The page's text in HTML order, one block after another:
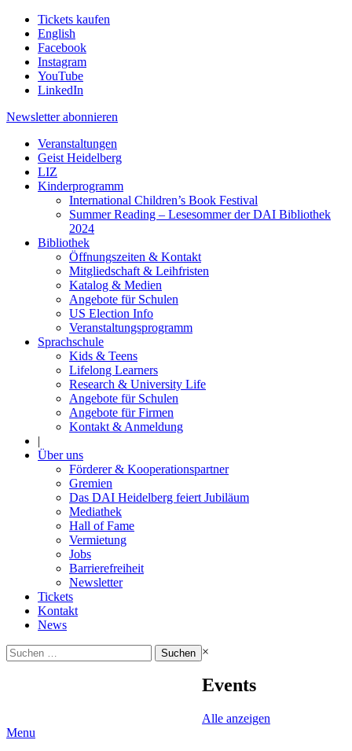
Tickets kaufen
English
Facebook
Instagram
YouTube
LinkedIn
Newsletter abonnieren
Veranstaltungen
Geist Heidelberg
LIZ
Kinderprogramm
International Children’s Book Festival
Summer Reading – Lesesommer der DAI Bibliothek
2024
Bibliothek
Öffnungszeiten & Kontakt
Mitgliedschaft & Leihfristen
Katalog & Medien
Angebote für Schulen
US Election Info
Veranstaltungsprogramm
Sprachschule
Kids & Teens
Lifelong Learners
Research & University Life
Angebote für Schulen
Angebote für Firmen
Kontakt & Anmeldung
|
Über uns
Förderer & Kooperationspartner
Gremien
Das DAI Heidelberg feiert Jubiläum
Mediathek
Hall of Fame
Vermietung
Jobs
Barrierefreiheit
Newsletter
Tickets
Kontakt
News
Suchen
nach:
×
Events
Alle anzeigen
Menu